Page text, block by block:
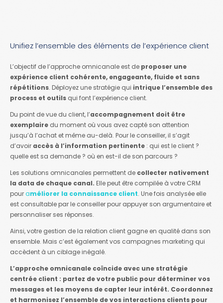
Unifiez l’ensemble des éléments de l’expérience client
L’objectif de l’approche omnicanale est de proposer une
expérience client cohérente, engageante, fluide et sans
répétitions. Déployez une stratégie qui intrique l’ensemble des
process et outils qui font l’expérience client.
Du point de vue du client, l’accompagnement doit être
exemplaire du moment où vous avez capté son attention
jusqu’à l’achat et même au-delà. Pour le conseiller, il s’agit
d’avoir accès à l’information pertinente : qui est le client ?
quelle est sa demande ? où en est-il de son parcours ?
Les solutions omnicanales permettent de collecter nativement
la data de chaque canal. Elle peut être compilée à votre CRM
pouraméliorer la connaissance client. Une fois analysée elle
est consultable par le conseiller pour appuyer son argumentaire et
personnaliser ses réponses.
Ainsi, votre gestion de la relation client gagne en qualité dans son
ensemble. Mais c’est également vos campagnes marketing qui
accèdent à un ciblage inégalé.
L’approche omnicanale coïncide avec une stratégie
centrée client : partez de votre public pour déterminer vos
messages et les moyens de capter leur intérêt. Coordonnez
et harmonisez l’ensemble de vos interactions clients pour